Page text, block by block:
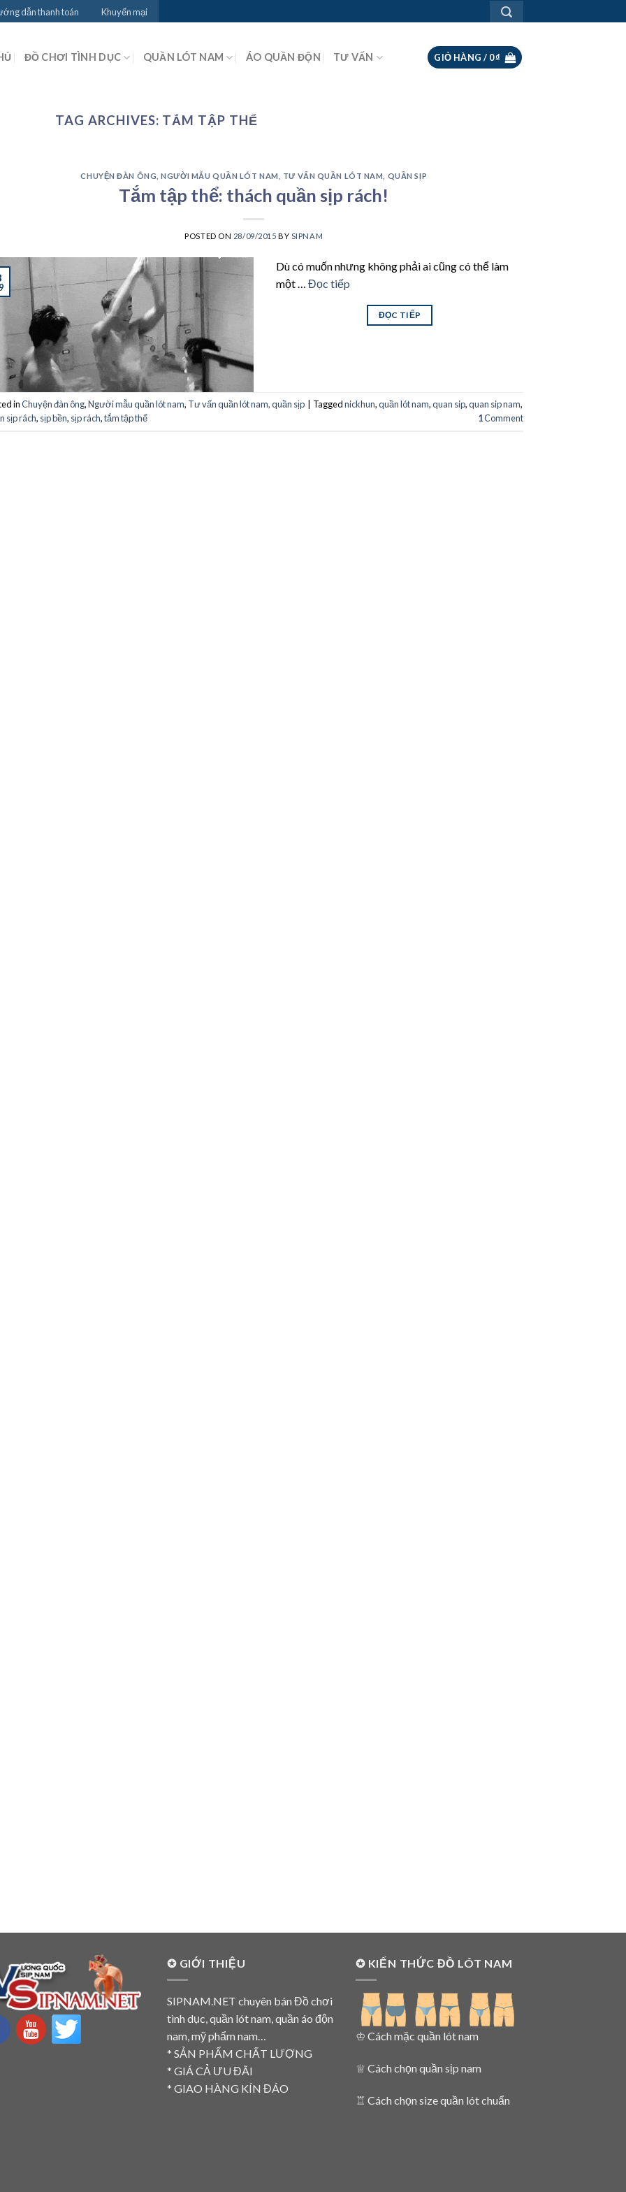
dẫn thanh toán Khuyến mại
ĐỒ CHƠI TÌNH DỤC QUẦN LÓT NAM ÁO QUẦN ĐỘN TƯ VẤN GIỎ HÀNG / 0₫
TAG ARCHIVES: TẮM TẬP THỂ
CHUYỆN ĐÀN ÔNG ,NGƯỜI MẪU QUẦN LÓT NAM TƯ VẤN QUẦN LÓT NAM, QUẦN SỊP
Tắm tập thể: thách quần sịp rách!
POSTED ON 28/09/2015 BY SIPNAM
Dù có muốn nhưng không phải ai cũng có thể làm
một …Đọc tiếp
ĐỌC TIẾP
inChuyện đàn ông,Người mẫu quần lót nam, Tư vấn quần lót nam, quần sịp Taggednickhun,quần lót nam,quan sip,quan sip nam,
sịp rách, sịp bền, sịp rách,tắm tập thể 1Comment
✪ GIỚI THIỆU
SIPNAM.NET chuyên bán Đồ chơi
tình dục, quần lót nam, quần áo độn
nam, mỹ phẩm nam…
* SẢN PHẨM CHẤT LƯỢNG
* GIÁ CẢ ƯU ĐÃI
* GIAO HÀNG KÍN ĐÁO
✪ KIẾN THỨC ĐỒ LÓT NAM
♔ Cách mặc quần lót nam
♕ Cách chọn quần sịp nam
♖ Cách chọn size quần lót chuẩn